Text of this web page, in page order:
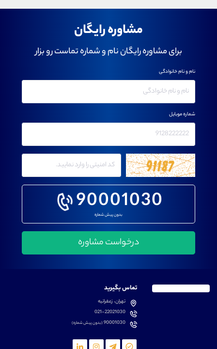
مشاوره رایگان
برای مشاوره رایگان نام و شماره تماست رو بزار
90001030
بدون پیش شماره
نام و نام خانوادگی
شماره موبایل
تماس بگیرید
تهران، زعفرانیه
021-22021030
90001030(بدون پیش شماره)